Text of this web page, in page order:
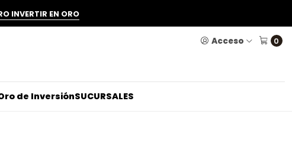
Acceso 0
de InversiónSUCURSALES
INVERTIR EN ORO